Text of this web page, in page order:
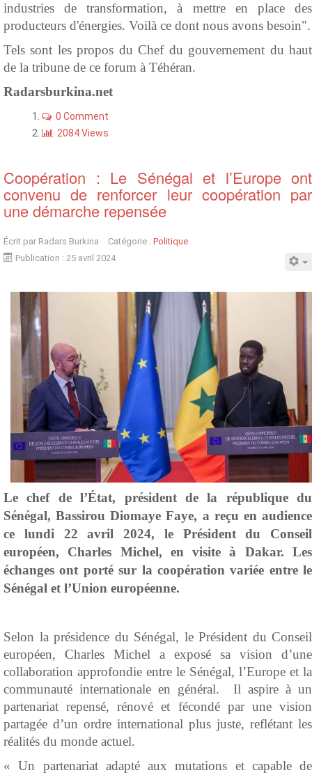
industries de transformation, à mettre en place des
producteurs d'énergies. Voilà ce dont nous avons besoin".
Tels sont les propos du Chef du gouvernement du haut
de la tribune de ce forum à Téhéran.
Radarsburkina.net
0 Comment
2084 Views
Coopération : Le Sénégal et l’Europe ont
convenu de renforcer leur coopération par
une démarche repensée
Écrit par Radars Burkina Catégorie : Politique
Publication : 25 avril 2024
Le chef de l’État, président de la république du
Sénégal, Bassirou Diomaye Faye, a reçu en audience
ce lundi 22 avril 2024, le Président du Conseil
européen, Charles Michel, en visite à Dakar. Les
échanges ont porté sur la coopération variée entre le
Sénégal et l’Union européenne.
Selon la présidence du Sénégal, le Président du Conseil
européen, Charles Michel a exposé sa vision d’une
collaboration approfondie entre le Sénégal, l’Europe et la
communauté internationale en général. Il aspire à un
partenariat repensé, rénové et fécondé par une vision
partagée d’un ordre international plus juste, reflétant les
réalités du monde actuel.
« Un partenariat adapté aux mutations et capable de